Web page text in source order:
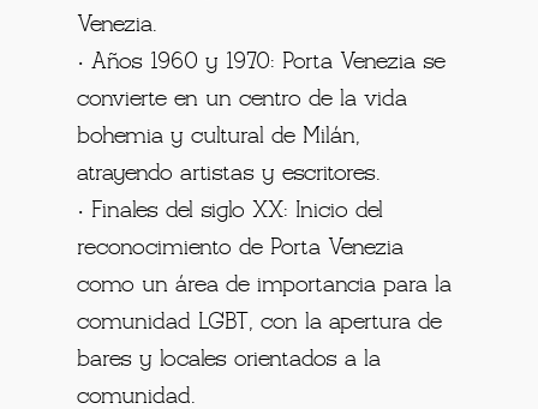
Venezia.
• Años 1960 y 1970: Porta Venezia se
convierte en un centro de la vida
bohemia y cultural de Milán,
atrayendo artistas y escritores.
• Finales del siglo XX: Inicio del
reconocimiento de Porta Venezia
como un área de importancia para la
comunidad LGBT, con la apertura de
bares y locales orientados a la
comunidad.